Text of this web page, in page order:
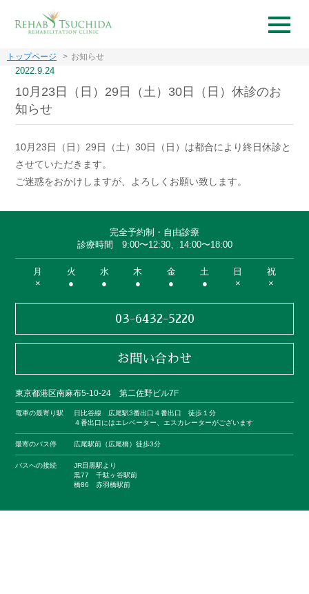
トップページ お知らせ
2022.9.24
10月23日（日）29日（土）30日（日）休診のお
知らせ
10月23日（日）29日（土）30日（日）は都合により終日休診と
させていただきます。
ご迷惑をおかけしますが、よろしくお願い致します。
完全予約制・自由診療
診療時間 9:00〜12:30、14:00〜18:00
月 火 水 木 金 土 日
祝
×
● ● ● ● ● × ×
03-6432-5220
お問い合わせ
東京都港区南麻布5-10-24 第二佐野ビル7F
電車の最寄り駅
日比谷線 広尾駅3番出口４番出口 徒歩１分
４番出口にはエレベーター、エスカレーターがございます
最寄のバス停 広尾駅前（広尾橋）徒歩3分
バスへの接続
JR目黒駅より
黒77 千駄ヶ谷駅前
橋86 赤羽橋駅前